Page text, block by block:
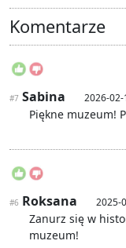
Komentarze
#7 Sabina 2026-
Piękne muzeum!
#6 Roksana 2025-
Zanurz się w
muzeum!